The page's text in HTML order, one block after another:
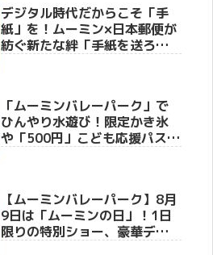
デジタル時代だからこそ「手
紙」を！ムーミン×日本郵便が
紡ぐ新たな絆「手紙を送ろ
「ムーミンバレーパーク」で
ひんやり水遊び！限定かき氷
や「500円」こども応援パスな
【ムーミンバレーパーク】8月
9日は「ムーミンの日」！1日
限りの特別ショー、豪華ディ